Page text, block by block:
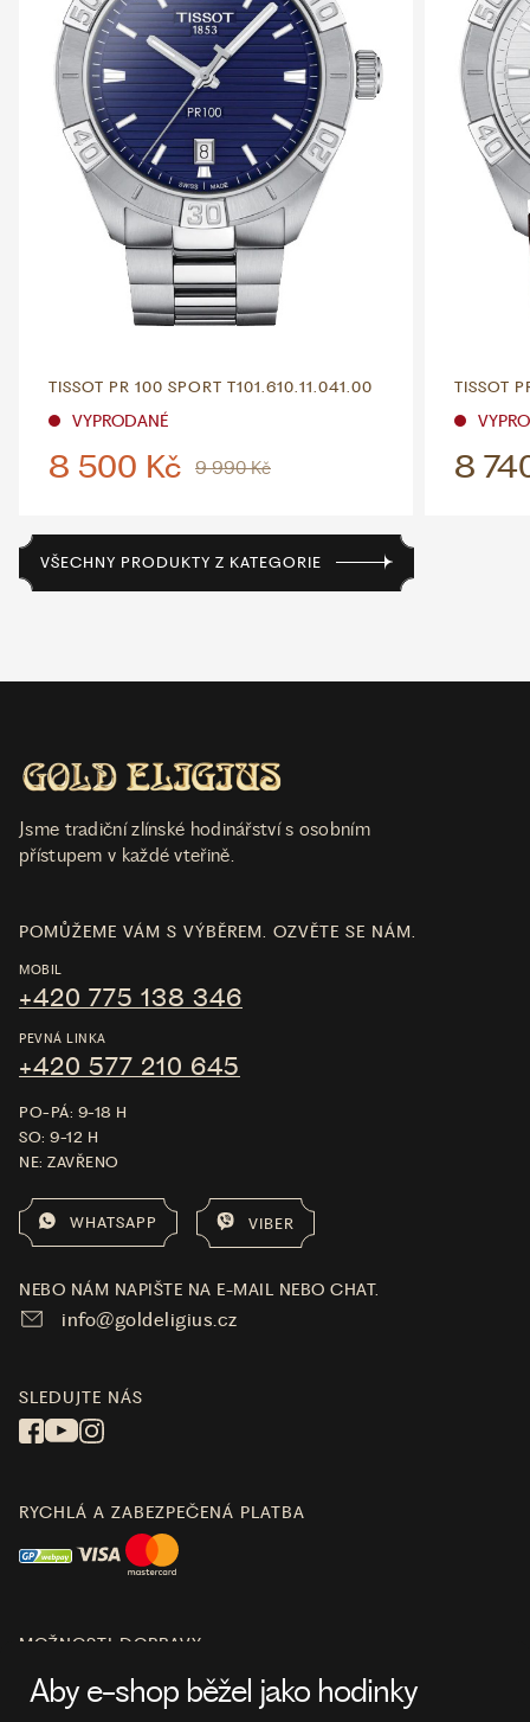
TISSOT PR 100 SPORT T101.610.11.041.00
VYPRODANÉ
8 500 Kč 9 990 Kč
TISSOT
8
VŠECHNY PRODUKTY Z KATEGORIE
Jsme tradiční zlínské hodinářství s osobním
přístupem v každé vteřině.
POMŮŽEME VÁM S VÝBĚREM. OZVĚTE SE NÁM.
MOBIL
+420 775 138 346
PEVNÁ LINKA
+420 577 210 645
PO-PÁ: 9-18 H
SO: 9-12 H
NE: ZAVŘENO
WHATSAPP VIBER
NEBO NÁM NAPIŠTE NA E-MAIL NEBO CHAT.
info@goldeligius.cz
SLEDUJTE NÁS
RYCHLÁ A ZABEZPEČENÁ PLATBA
MOŽNOSTI DOPRAVY
Aby e-shop běžel jako hodinky